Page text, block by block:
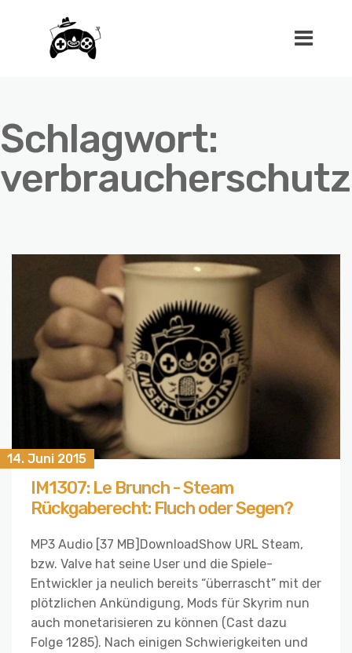
Schlagwort:
verbraucherschutz
14. Juni 2015
IM1307: Le Brunch - Steam
Rückgaberecht: Fluch oder Segen?
MP3 Audio [37 MB]DownloadShow URL Steam,
bzw. Valve hat seine User und die Spiele-
Entwickler ja neulich bereits “überrascht” mit der
plötzlichen Ankündigung, Mods für Skyrim nun
auch monetarisieren zu können (Cast dazu
Folge 1285). Nach einigen Schwierigkeiten und